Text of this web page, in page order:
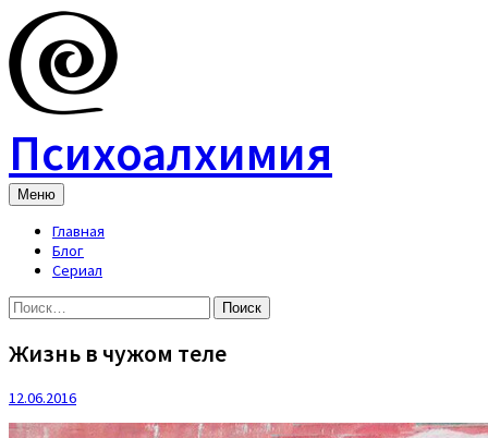
Skip
to
content
Психоалхимия
Меню
Главная
Блог
Сериал
Найти:
Жизнь в чужом теле
12.06.2016